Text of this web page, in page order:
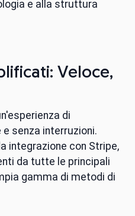
e alla struttura
Veloce,
di
senza interruzioni.
integrazione con Stripe,
da tutte le principali
gamma di metodi di